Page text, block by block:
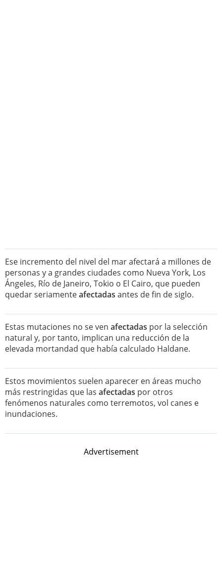
Ese incremento del nivel del mar afectará a millones de
personas y a grandes ciudades como Nueva York, Los
Ángeles, Río de Janeiro, Tokio o El Cairo, que pueden
quedar seriamenteafectadas antes de fin de siglo.
Estas mutaciones no se ven afectadas por la selección
natural y, por tanto, implican una reducción de la
elevada mortandad que había calculado Haldane.
Estos movimientos suelen aparecer en áreas mucho
más restringidas que las afectadas por otros
fenómenos naturales como terremotos, vol canes e
inundaciones.
Advertisement